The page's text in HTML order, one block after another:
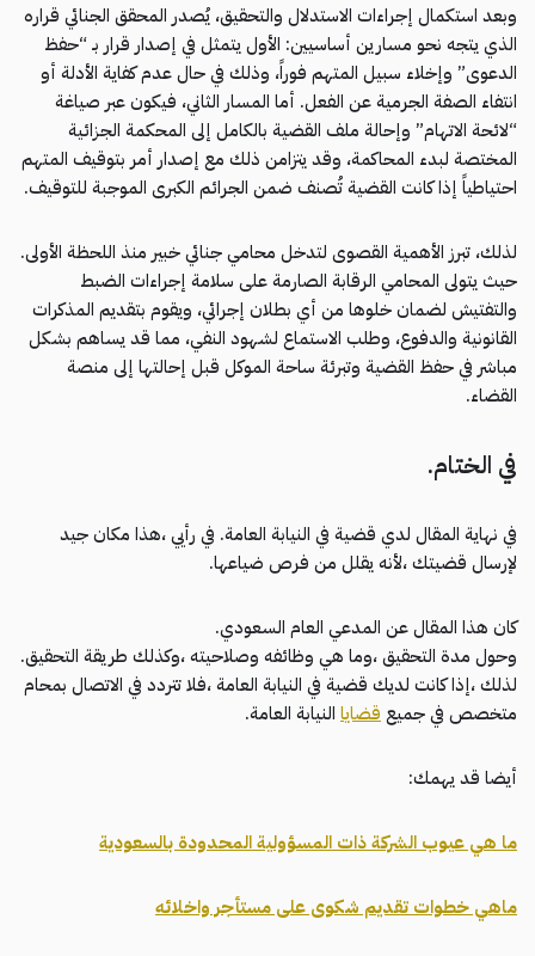
وبعد استكمال إجراءات الاستدلال والتحقيق، يُصدر المحقق الجنائي قراره
الذي يتجه نحو مسارين أساسيين: الأول يتمثل في إصدار قرار بـ “حفظ
الدعوى” وإخلاء سبيل المتهم فوراً، وذلك في حال عدم كفاية الأدلة أو
انتفاء الصفة الجرمية عن الفعل. أما المسار الثاني، فيكون عبر صياغة
“لائحة الاتهام” وإحالة ملف القضية بالكامل إلى المحكمة الجزائية
المختصة لبدء المحاكمة، وقد يتزامن ذلك مع إصدار أمر بتوقيف المتهم
احتياطياً إذا كانت القضية تُصنف ضمن الجرائم الكبرى الموجبة للتوقيف.
لذلك، تبرز الأهمية القصوى لتدخل محامي جنائي خبير منذ اللحظة الأولى.
حيث يتولى المحامي الرقابة الصارمة على سلامة إجراءات الضبط
والتفتيش لضمان خلوها من أي بطلان إجرائي، ويقوم بتقديم المذكرات
القانونية والدفوع، وطلب الاستماع لشهود النفي، مما قد يساهم بشكل
مباشر في حفظ القضية وتبرئة ساحة الموكل قبل إحالتها إلى منصة
القضاء.
في الختام.
في نهاية المقال لدي قضية في النيابة العامة. في رأيي ،هذا مكان جيد
لإرسال قضيتك ،لأنه يقلل من فرص ضياعها.
كان هذا المقال عن المدعي العام السعودي.
وحول مدة التحقيق ،وما هي وظائفه وصلاحيته ،وكذلك طريقة التحقيق.
لذلك ،إذا كانت لديك قضية في النيابة العامة ،فلا تتردد في الاتصال بمحام
متخصص في جميع قضايا النيابة العامة.
أيضا قد يهمك:
ما هي عيوب الشركة ذات المسؤولية المحدودة بالسعودية
ماهي خطوات تقديم شكوى على مستأجر واخلائه